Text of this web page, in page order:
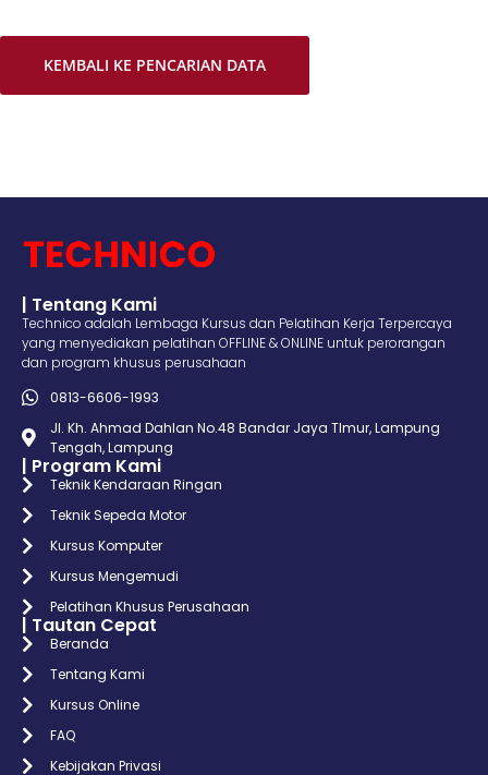
KEMBALI KE PENCARIAN DATA
| Tentang Kami
Technico adalah Lembaga Kursus dan Pelatihan Kerja Terpercaya
yang menyediakan pelatihan OFFLINE & ONLINE untuk perorangan
dan program khusus perusahaan
0813-6606-1993
Jl. Kh. Ahmad Dahlan No.48 Bandar Jaya TImur, Lampung
Tengah, Lampung
| Program Kami
Teknik Kendaraan Ringan
Teknik Sepeda Motor
Kursus Komputer
Kursus Mengemudi
Pelatihan Khusus Perusahaan
| Tautan Cepat
Beranda
Tentang Kami
Kursus Online
FAQ
Kebijakan Privasi